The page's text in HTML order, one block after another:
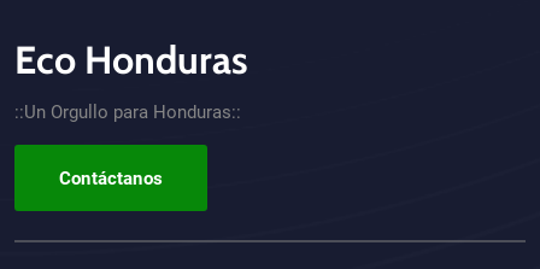
CTA - Footer
Eco Honduras
::Un Orgullo para Honduras::
Contáctanos